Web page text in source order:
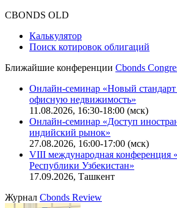
CBONDS OLD
Калькулятор
Поиск котировок облигаций
Ближайшие конференции Cbonds
Онлайн-семинар «Новый
офисную недвижимость»
11.08.2026, 16:30-18:00 (мск)
Онлайн-семинар «Доступ
индийский рынок»
27.08.2026, 16:00-17:00 (мск)
VIII международная конференция
Республики Узбекистан»
17.09.2026, Ташкент
Журнал Cbonds Review